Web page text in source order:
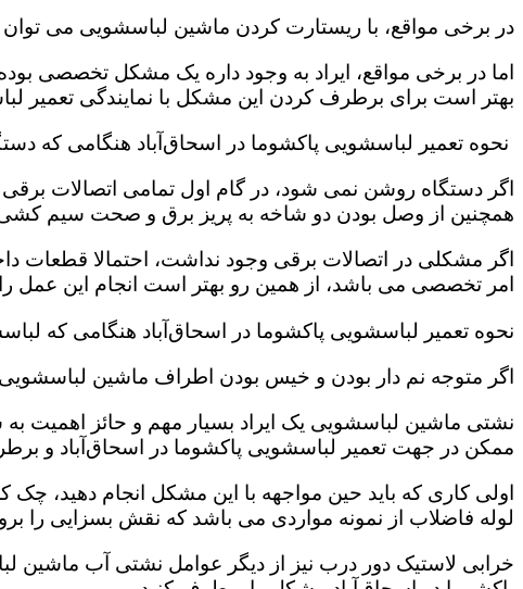
در برخی مواقع، با ریستارت کردن ماشین لباسشویی می
اما در برخی مواقع، ایراد به وجود داره یک مشکل تخصصی
بهتر است برای برطرف کردن این مشکل با نمایندگی تعمیر
نحوه تعمیر لباسشویی پاکشوما در اسحاق‌آباد هنگامی که
اگر دستگاه روشن نمی شود، در گام اول تمامی اتصالات
همچنین از وصل بودن دو شاخه به پریز برق و صحت سیم کشی
اگر مشکلی در اتصالات برقی وجود نداشت، احتمالا
امر تخصصی می باشد، از همین رو بهتر است انجام این عمل را
نحوه تعمیر لباسشویی پاکشوما در اسحاق‌آباد هنگامی که
اگر متوجه نم دار بودن و خیس بودن اطراف ماشین
نشتی ماشین لباسشویی یک ایراد بسیار مهم و حائز اهمیت به
ممکن در جهت تعمیر لباسشویی پاکشوما در اسحاق‌آباد و
اولی کاری که باید حین مواجهه با این مشکل انجام
لوله فاضلاب از نمونه مواردی می باشد که نقش بسزایی را
خرابی لاستیک دور درب نیز از دیگر عوامل نشتی آب ماشین